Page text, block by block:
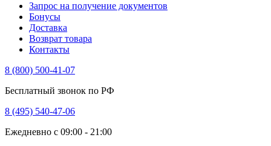
Запрос на получение документов
Бонусы
Доставка
Возврат товара
Контакты
8 (800) 500-41-07
Бесплатный звонок по РФ
8 (495) 540-47-06
Ежедневно с 09:00 - 21:00